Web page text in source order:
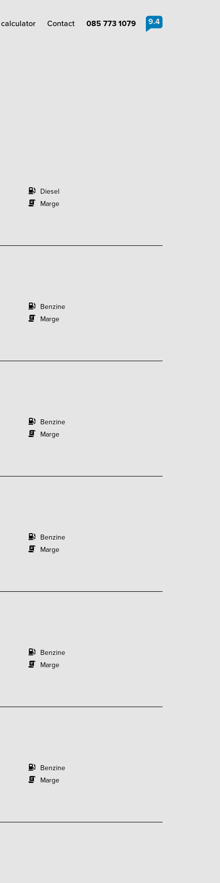
9.4
Contact 085 773 1079
Diesel
Marge
Benzine
Marge
Benzine
Marge
Benzine
Marge
Benzine
Marge
Benzine
Marge